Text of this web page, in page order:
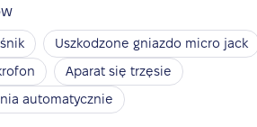
Uszkodzone gniazdo micro jack
Aparat się trzęsie
automatycznie